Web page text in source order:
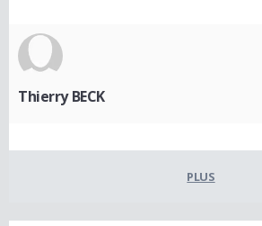
Thierry BECK
PLUS